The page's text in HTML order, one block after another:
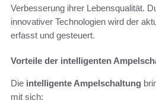
Verbesserung ihrer Lebensqualität.
innovativer Technologien wird der
erfasst und gesteuert.
Vorteile der intelligenten
Die intelligente Ampelschaltung
mit sich: